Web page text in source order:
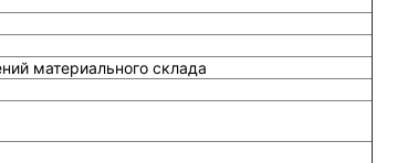
материального склада